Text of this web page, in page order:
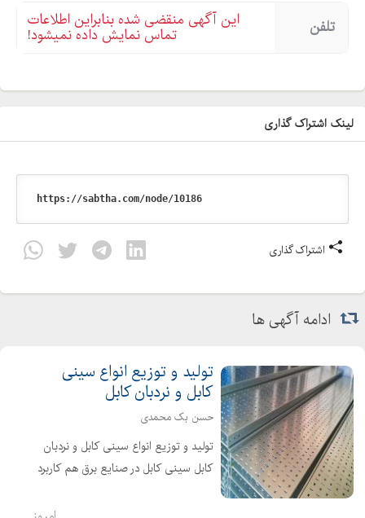
تلفن این آگهی منقضی شده بنابراین اطلاعات
تماس نمایش داده نمیشود!
لینک اشتراک گذاری
اشتراک گذاری
ادامه آگهی ها
تولید و توزیع انواع سینی
کابل و نردبان کابل
حسن بک محمدی
تولید و توزیع انواع سینی کابل و نردبان
کابل سینی کابل در صنایع برق هم کاربرد
کابلها و عبور آن، از نگهدارنده کابل مورد